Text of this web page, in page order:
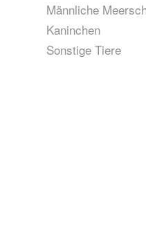
Männliche
Kaninchen
Sonstige Tiere